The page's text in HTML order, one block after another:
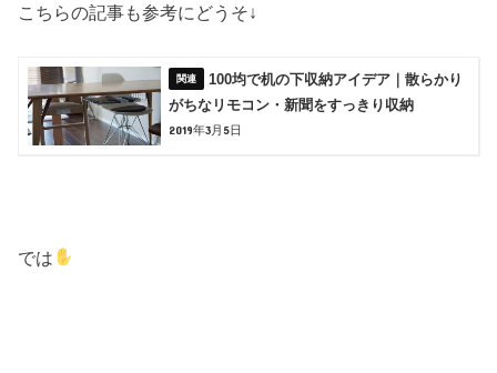
こちらの記事も参考にどうそ↓
100均で机の下収納アイデア｜散らかり
がちなリモコン・新聞をすっきり収納
2019年3月5日
では